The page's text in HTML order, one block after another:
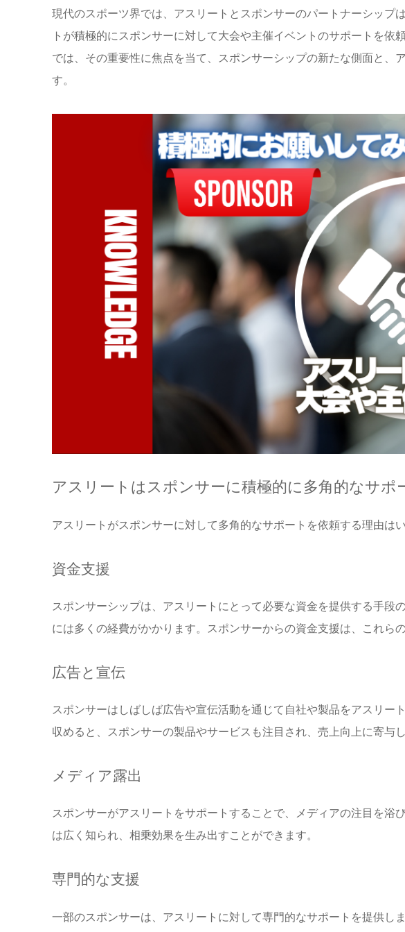
現代のスポーツ界では、アスリートとスポンサーのパートナーシップ
トが積極的にスポンサーに対して大会や主催イベントのサポートを
では、その重要性に焦点を当て、スポンサーシップの新たな側面と、
す。
アスリートはスポンサーに積極的に多角的なサポ
アスリートがスポンサーに対して多角的なサポートを依頼する理由は
資金支援
スポンサーシップは、アスリートにとって必要な資金を提供する手
には多くの経費がかかります。スポンサーからの資金支援は、これら
広告と宣伝
スポンサーはしばしば広告や宣伝活動を通じて自社や製品をアスリ
収めると、スポンサーの製品やサービスも注目され、売上向上に寄与し
メディア露出
スポンサーがアスリートをサポートすることで、メディアの注目を
は広く知られ、相乗効果を生み出すことができます。
専門的な支援
一部のスポンサーは、アスリートに対して専門的なサポートを提供し